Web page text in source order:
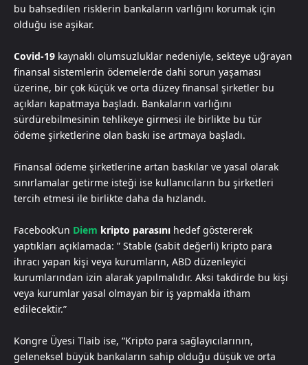
bu bahsedilen risklerin bankaların varlığını korumak için
olduğu ise aşikar.
Covid-19 kaynaklı olumsuzluklar nedeniyle, sekteye uğrayan
finansal sistemlerin ödemelerde dahi sorun yaşaması
üzerine, bir çok küçük ve orta düzey finansal şirketler bu
açıkları kapatmaya başladı. Bankaların varlığını
sürdürebilmesinin tehlikeye girmesi ile birlikte bu tür
ödeme şirketlerine olan baskı ise artmaya başladı.
Finansal ödeme şirketlerine artan baskılar ve yasal olarak
sınırlamalar getirme isteği ise kullanıcıların bu şirketleri
tercih etmesi ile birlikte daha da hızlandı.
Facebook’un Diem kripto parasını hedef göstererek
yaptıkları açıklamada: ” Stable (sabit değerli) kripto para
ihracı yapan kişi veya kurumların, ABD düzenleyici
kurumlarından izin alarak yapılmalıdır. Aksi takdirde bu kişi
veya kurumlar yasal olmayan bir iş yapmakla itham
edilecektir.”
Kongre Üyesi Tlaib ise, “Kripto para sağlayıcılarının,
geleneksel büyük bankaların sahip olduğu düşük ve orta